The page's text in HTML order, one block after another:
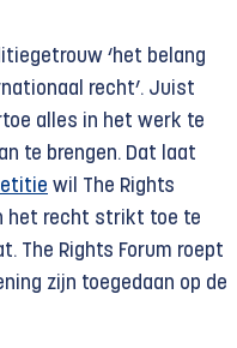
‘het belang
recht’. Juist
alles in het werk te
te brengen. Dat laat
wil The Rights
het recht strikt toe te
The Rights Forum roept
zijn toegedaan op de